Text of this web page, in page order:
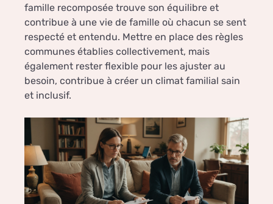
famille recomposée trouve son équilibre et
contribue à une vie de famille où chacun se sent
respecté et entendu. Mettre en place des règles
communes établies collectivement, mais
également rester flexible pour les ajuster au
besoin, contribue à créer un climat familial sain
et inclusif.